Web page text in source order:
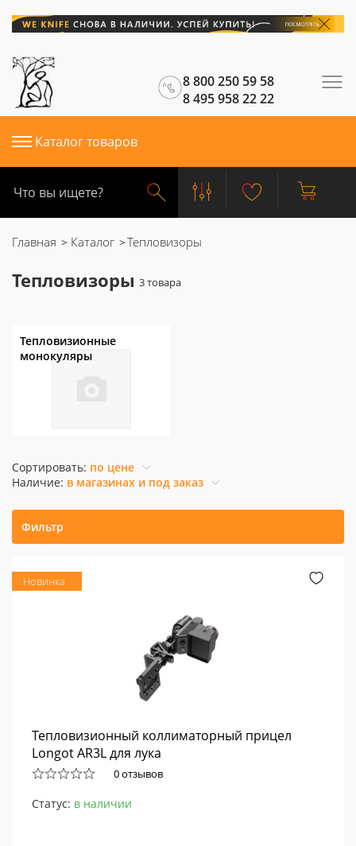
8 800 250 59 58
8 495 958 22 22
Каталог товаров
Главная Каталог Тепловизоры
Тепловизоры
Тепловизионные
монокуляры
Сортировать: по цене
Наличие: в магазинах и под заказ
Фильтр
Новинка
Тепловизионный коллиматорный прицел
Longot AR3L для лука
0 отзывов
Статус: в наличии